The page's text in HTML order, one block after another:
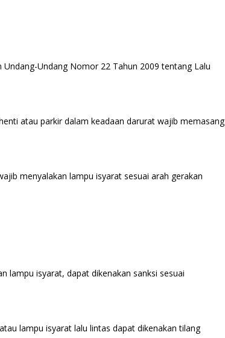
Undang Nomor 22 Tahun 2009 tentang Lalu
atau parkir dalam keadaan darurat wajib memasang
menyalakan lampu isyarat sesuai arah gerakan
lampu isyarat, dapat dikenakan sanksi sesuai
lampu isyarat lalu lintas dapat dikenakan tilang